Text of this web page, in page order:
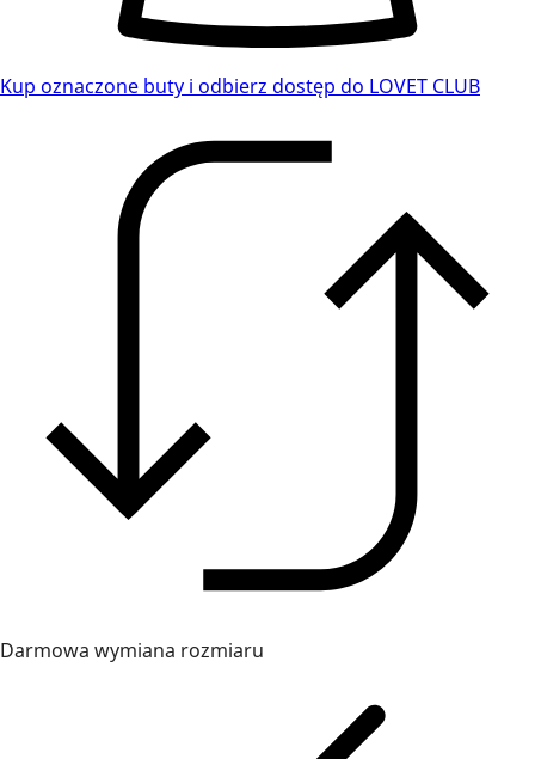
Kup oznaczone buty i odbierz dostęp do LOVET CLUB
Darmowa wymiana rozmiaru